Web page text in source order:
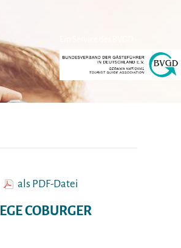
als PDF-Datei
COBURGER